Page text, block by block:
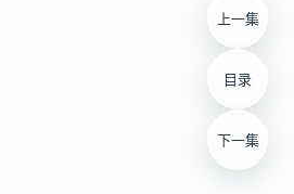
上一集
目录
下一集